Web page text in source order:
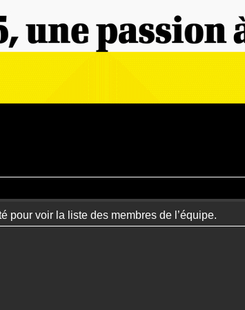
pour voir la liste des membres de l’équipe.